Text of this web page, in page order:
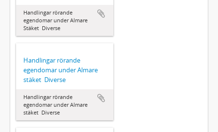
Handlingar rörande
egendomar under Almare
Stäket  Diverse
Handlingar rörande
egendomar under Almare
stäket  Diverse
Handlingar rörande
egendomar under Almare
stäket  Diverse